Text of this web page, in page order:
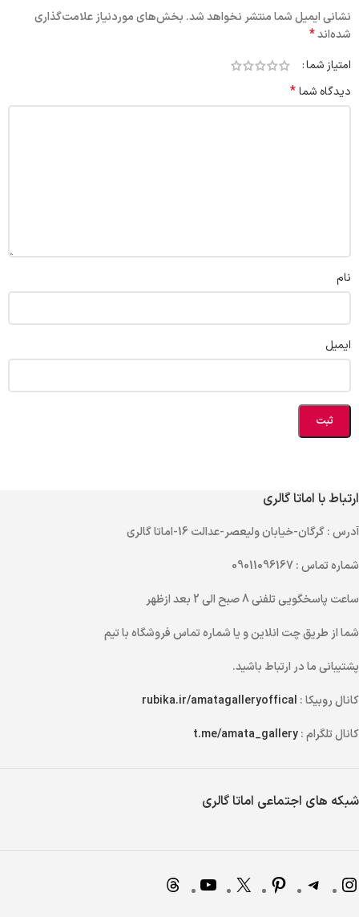
نشانی ایمیل شما منتشر نخواهد شد. بخش‌های موردنیاز علامت‌گذاری
شده‌اند*
امتیاز شما
دیدگاه شما*
نام
ایمیل
ارتباط با اماتا گالری
آدرس: گرگان-خیابان ولیعصر-عدالت 16-اماتا گالری
شماره تماس: 09011096167
ساعت پاسخگویی تلفنی
شما از طریقچت انلاینو یاشماره تماسفروشگاه با تیم
پشتیبانی ما در ارتباط باشید.
کانال روبیکا : rubika.ir/amatagalleryoffical
کانال تلگرام :t.me/amata_gallery
شبکه های اجتماعی اماتا گالری